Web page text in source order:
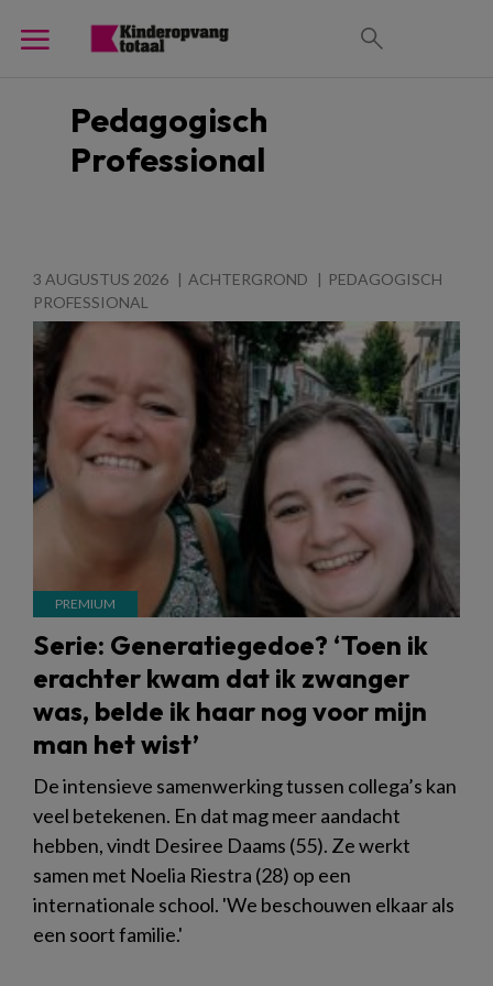
Pedagogisch
Professional
3 AUGUSTUS 2026 ACHTERGROND
PEDAGOGISCH
PROFESSIONAL
Serie: Generatiegedoe? ‘Toen ik
erachter kwam dat ik zwanger
was, belde ik haar nog voor mijn
man het wist’
De intensieve samenwerking tussen collega’s kan
veel betekenen. En dat mag meer aandacht
hebben, vindt Desiree Daams (55). Ze werkt
samen met Noelia Riestra (28) op een
internationale school. 'We beschouwen elkaar als
een soort familie.'